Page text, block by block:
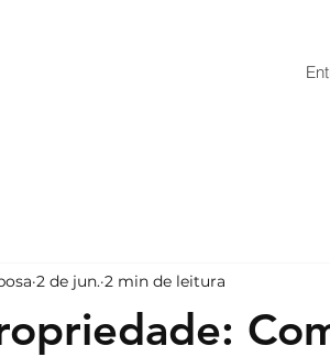
2 de jun. 2 min de leitura